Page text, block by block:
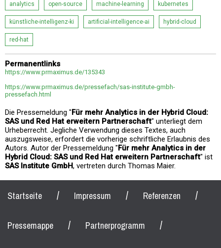
analytics open-source machine-learning kubernetes
künstliche-intelligenz-ki artificial-intelligence-ai hybrid-cloud
red-hat
Permanentlinks
https://www.prmaximus.de/135343
https://www.prmaximus.de/pressefach/sas-institute-gmbh-
pressefach.html
Die Pressemeldung "Für mehr Analytics in der Hybrid Cloud:
SAS und Red Hat erweitern Partnerschaft" unterliegt dem
Urheberrecht. Jegliche Verwendung dieses Textes, auch
auszugsweise, erfordert die vorherige schriftliche Erlaubnis des
Autors. Autor der Pressemeldung "Für mehr Analytics in der
Hybrid Cloud: SAS und Red Hat erweitern Partnerschaft" ist
SAS Institute GmbH, vertreten durch Thomas Maier.
Startseite / Impressum / Referenzen /
Pressemappe / Partnerprogramm /